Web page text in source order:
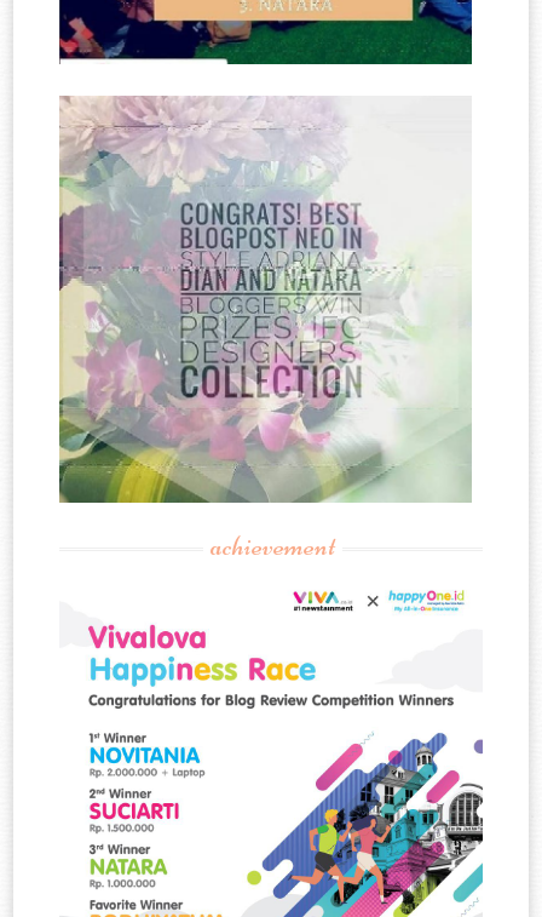
achievement